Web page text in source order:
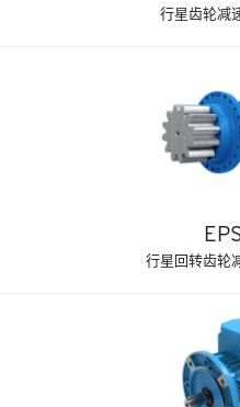
行星齿轮减
行星回转齿轮